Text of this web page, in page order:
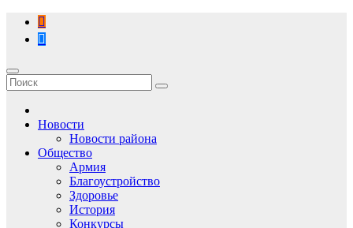
Перейти
содержимому
Новости
Новости района
Общество
Армия
Благоустройство
Здоровье
История
Конкурсы